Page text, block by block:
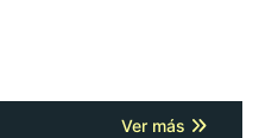
Ver más